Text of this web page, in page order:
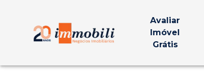
Avaliar
Imóvel
Grátis